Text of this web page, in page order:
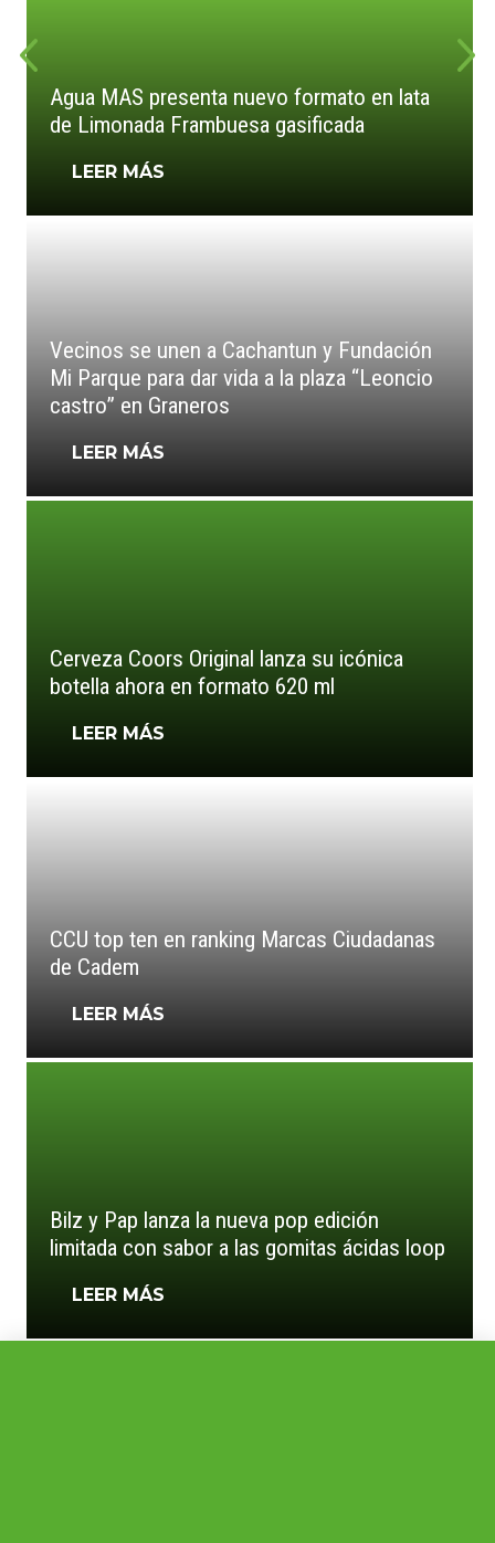
Agua MAS presenta nuevo formato en lata
de Limonada Frambuesa gasificada
LEER MÁS
Vecinos se unen a Cachantun y Fundación
Mi Parque para dar vida a la plaza “Leoncio
castro” en Graneros
LEER MÁS
Cerveza Coors Original lanza su icónica
botella ahora en formato 620 ml
LEER MÁS
CCU top ten en ranking Marcas Ciudadanas
de Cadem
LEER MÁS
Bilz y Pap lanza la nueva pop edición
limitada con sabor a las gomitas ácidas loop
LEER MÁS